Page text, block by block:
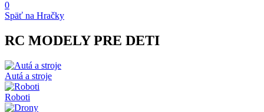
0
Späť na Hračky
RC MODELY PRE DETI
Autá a stroje
Roboti